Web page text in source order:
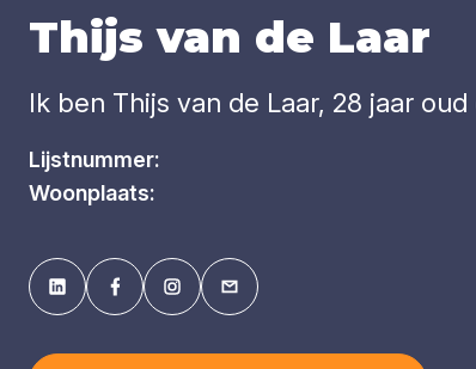
Thijs van de Laar
Ik ben Thijs van de Laar, 28 jaar
Lijstnummer:
Woonplaats: